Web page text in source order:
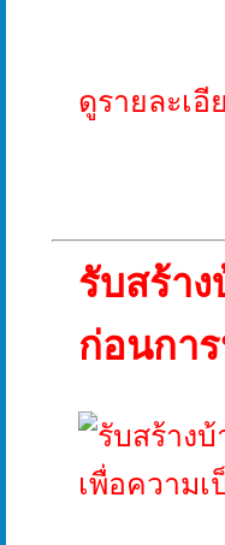
ดูรายละเ
รับสร้า
ก่อนกา